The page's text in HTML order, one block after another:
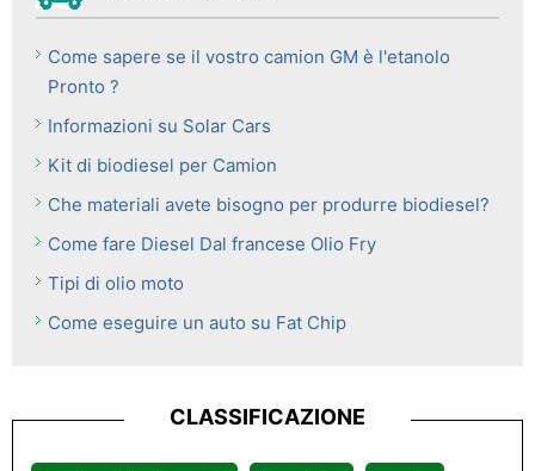
Come sapere se il vostro camion GM è l'etanolo
Pronto ?
Informazioni su Solar Cars
Kit di biodiesel per Camion
Che materiali avete bisogno per produrre biodiesel?
Come fare Diesel Dal francese Olio Fry
Tipi di olio moto
Come eseguire un auto su Fat Chip
CLASSIFICAZIONE